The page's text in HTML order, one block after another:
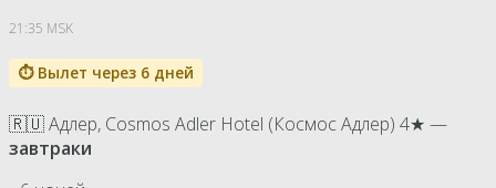
21:35 MSK
⏱ Вылет через 6 дней
🇷🇺 Адлер, Cosmos Adler Hotel (Космос Адлер) 4★ —
завтраки